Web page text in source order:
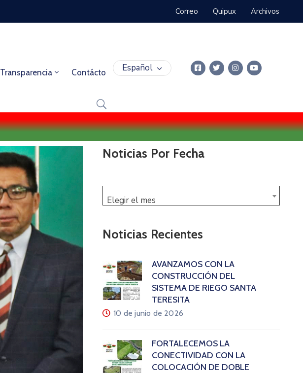
Correo Quipux Archivos
Transparencia Contácto Español
Noticias Por Fecha
Elegir el mes
Noticias Recientes
AVANZAMOS CON LA
CONSTRUCCIÓN DEL
SISTEMA DE RIEGO SANTA
TERESITA
10 de junio de 2026
FORTALECEMOS LA
CONECTIVIDAD CON LA
COLOCACIÓN DE DOBLE